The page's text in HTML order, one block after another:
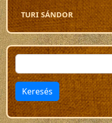
TURI SÁNDOR
Keresés
Keresés